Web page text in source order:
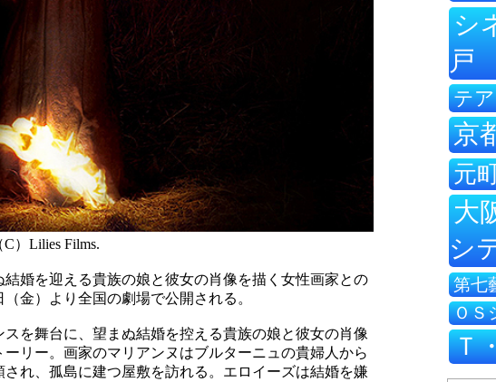
C）Lilies Films.
婚を迎える貴族の娘と彼女の肖像を描く女性画家との
金）より全国の劇場で公開される。
を舞台に、望まぬ結婚を控える貴族の娘と彼女の肖像
リー。画家のマリアンヌはブルターニュの貴婦人から
れ、孤島に建つ屋敷を訪れる。エロイーズは結婚を嫌
シ
戸
テ
京
元
大
シ
第七
ＯＳ
Ｔ